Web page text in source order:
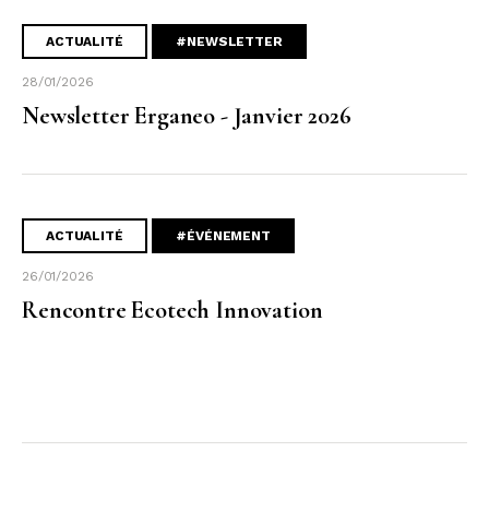
ACTUALITÉ #NEWSLETTER
28/01/2026
Newsletter Erganeo - Janvier 2026
ACTUALITÉ #ÉVÉNEMENT
26/01/2026
Rencontre Ecotech Innovation